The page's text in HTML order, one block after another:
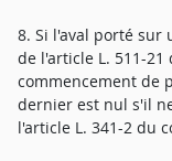
8. Si l'aval porté sur
de l'article L. 511-
commencement de
dernier est nul s'il
l'article L. 341-2 du